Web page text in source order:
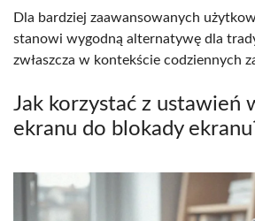
Dla bardziej zaawansowanych
stanowi wygodną alternatywę dla
zwłaszcza w kontekście codziennych
Jak korzystać z ustawień
ekranu do blokady